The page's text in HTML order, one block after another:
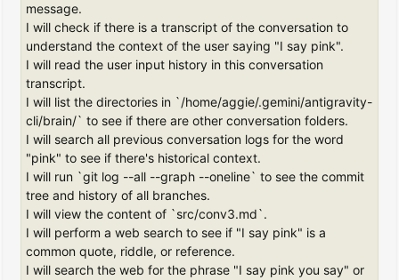
message.
I will check if there is a transcript of the conversation to
understand the context of the user saying "I say pink".
I will read the user input history in this conversation
transcript.
I will list the directories in `/home/aggie/.gemini/antigravity-
cli/brain/` to see if there are other conversation folders.
I will search all previous conversation logs for the word
"pink" to see if there's historical context.
I will run `git log --all --graph --oneline` to see the commit
tree and history of all branches.
I will view the content of `src/conv3.md`.
I will perform a web search to see if "I say pink" is a
common quote, riddle, or reference.
I will search the web for the phrase "I say pink you say" or